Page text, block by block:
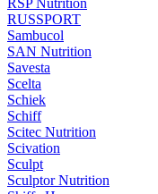
RUSSPORT
Sambucol
SAN Nutrition
Savesta
Scelta
Schiek
Schiff
Scitec Nutrition
Scivation
Sculpt
Sculptor Nutrition